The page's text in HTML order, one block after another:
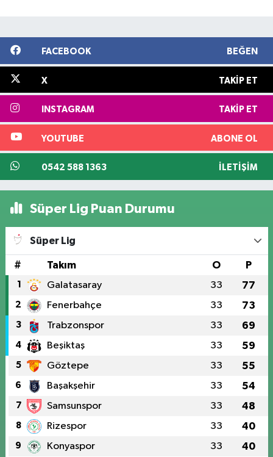
FACEBOOK BEĞEN
X TAKIP ET
INSTAGRAM TAKIP ET
YOUTUBE ABONE OL
0542 588 1363 İLETIŞIM
Süper Lig Puan Durumu
Süper Lig
# Takım O P
1 Galatasaray 33 77
2 Fenerbahçe 33 73
3 Trabzonspor 33 69
4 Beşiktaş 33 59
5 Göztepe 33 55
6 Başakşehir 33 54
7 Samsunspor 33 48
8 Rizespor 33 40
9 Konyaspor 33 40